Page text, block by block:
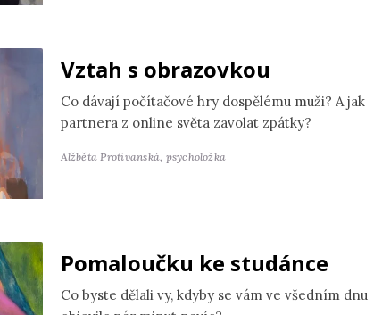
Vztah s obrazovkou
Co dávají počítačové hry dospělému muži? A jak
partnera z online světa zavolat zpátky?
Alžběta Protivanská, psycholožka
Pomaloučku ke studánce
Co byste dělali vy, kdyby se vám ve všedním dnu